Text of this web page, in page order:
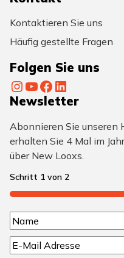
Kontaktieren Sie uns
Häufig gestellte Fragen
Folgen Sie uns
InstagramYouTube Facebook LinkedIn
Newsletter
Abonnieren Sie unseren
erhalten Sie 4 Mal im
über New Looxs.
Schritt 1 von 2
50%
N
a
N
a
E